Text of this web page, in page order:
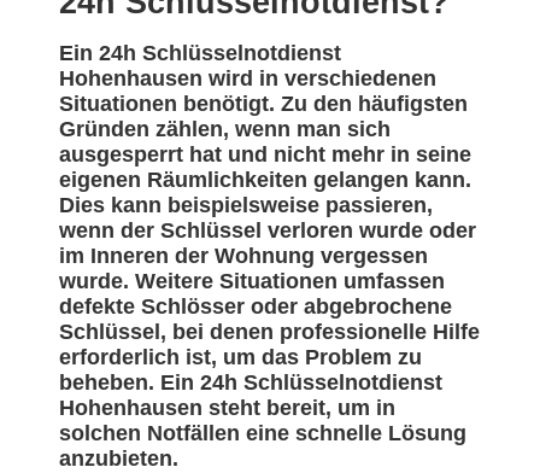
Ein 24h Schlüsselnotdienst
Hohenhausen wird in verschiedenen
Situationen benötigt. Zu den häufigsten
Gründen zählen, wenn man sich
ausgesperrt hat und nicht mehr in seine
eigenen Räumlichkeiten gelangen kann.
Dies kann beispielsweise passieren,
wenn der Schlüssel verloren wurde oder
im Inneren der Wohnung vergessen
wurde. Weitere Situationen umfassen
defekte Schlösser oder abgebrochene
Schlüssel, bei denen professionelle Hilfe
erforderlich ist, um das Problem zu
beheben. Ein 24h Schlüsselnotdienst
Hohenhausen steht bereit, um in
solchen Notfällen eine schnelle Lösung
anzubieten.